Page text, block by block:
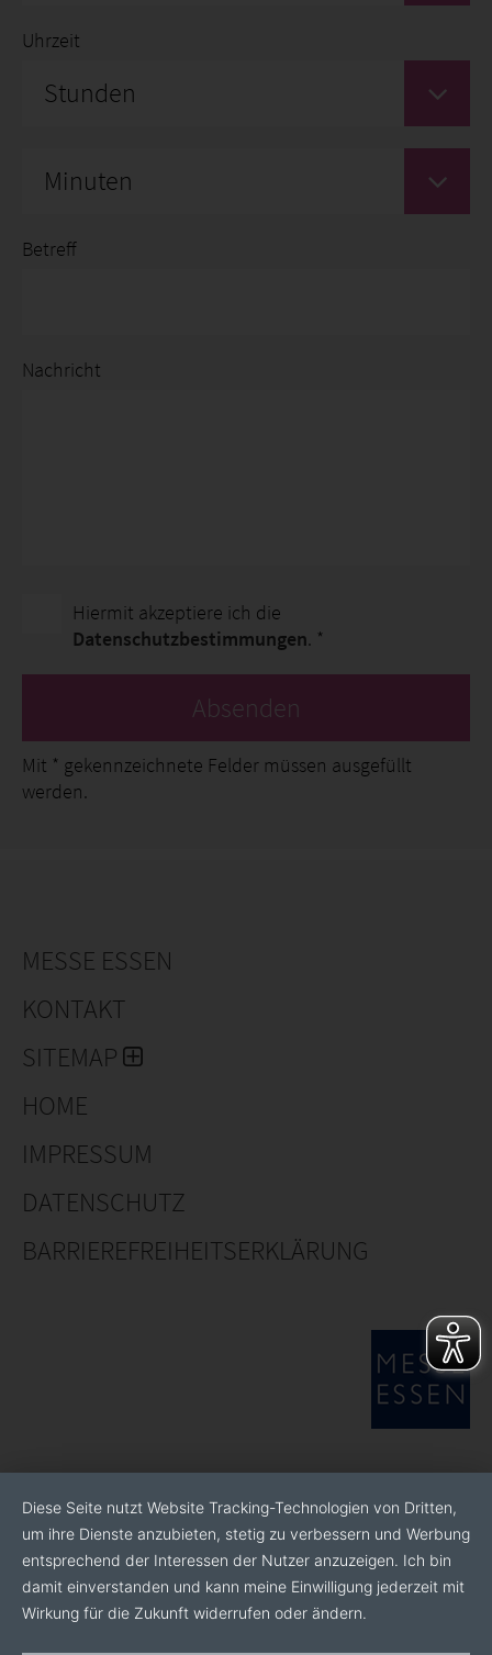
Uhrzeit
Stunden
Minuten
Betreff
Nachricht
Hiermit akzeptiere ich die
Datenschutzbestimmungen. *
Absenden
Mit * gekennzeichnete Felder müssen ausgefüllt
werden.
MESSE ESSEN
KONTAKT
SITEMAP
HOME
IMPRESSUM
DATENSCHUTZ
BARRIEREFREIHEITSERKLÄRUNG
Diese Seite nutzt Website Tracking-Technologien von Dritten,
um ihre Dienste anzubieten, stetig zu verbessern und Werbung
entsprechend der Interessen der Nutzer anzuzeigen. Ich bin
damit einverstanden und kann meine Einwilligung jederzeit mit
Wirkung für die Zukunft widerrufen oder ändern.